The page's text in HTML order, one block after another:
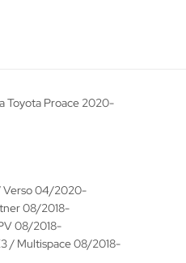
Toyota Proace 2020-
Verso 04/2020-
08/2018-
08/2018-
/ Multispace 08/2018-